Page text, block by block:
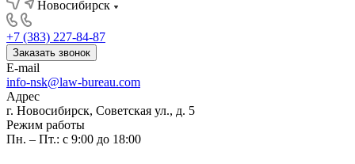
Новосибирск
+7 (383) 227-84-87
Заказать звонок
E-mail
info-nsk@law-bureau.com
Адрес
г. Новосибирск, Советская ул., д. 5
Режим работы
Пн. – Пт.: с 9:00 до 18:00